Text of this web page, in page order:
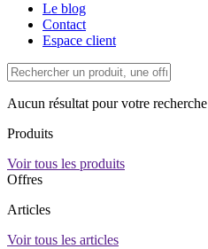
Le blog
Contact
Espace client
Aucun résultat pour votre recherche
Produits
Voir tous les produits
Offres
Articles
Voir tous les articles